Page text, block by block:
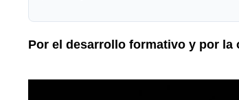
Por el desarrollo formativo y por la